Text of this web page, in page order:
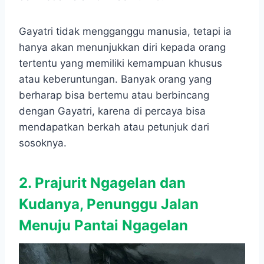
Gayatri tidak mengganggu manusia, tetapi ia
hanya akan menunjukkan diri kepada orang
tertentu yang memiliki kemampuan khusus
atau keberuntungan. Banyak orang yang
berharap bisa bertemu atau berbincang
dengan Gayatri, karena di percaya bisa
mendapatkan berkah atau petunjuk dari
sosoknya.
2. Prajurit Ngagelan dan
Kudanya, Penunggu Jalan
Menuju Pantai Ngagelan